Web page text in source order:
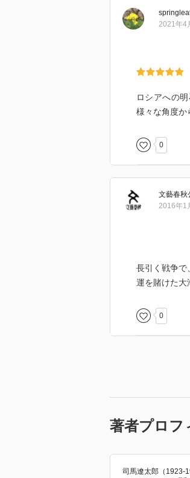
2021年4
ロシアへの
様々な角度か
0
文藝春秋
2016年1
長引く戦争で
運を賭けた大
0
著者プロフ
司馬遼太郎（1923-